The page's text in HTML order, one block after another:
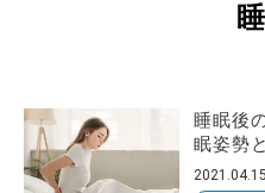
原因・
か
睡眠後
眠姿勢
2021.04.15